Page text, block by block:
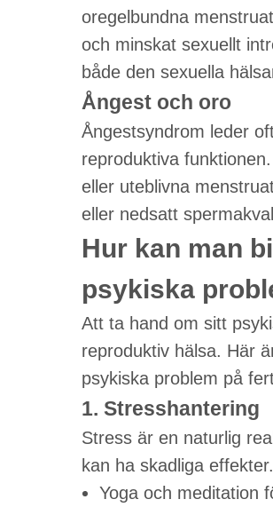
oregelbundna
och minskat sexuellt
både den sexuella
Ångest och oro
Ångestsyndrom leder
reproduktiva
eller uteblivna
eller nedsatt
Hur kan man
psykiska
Att ta hand om sitt
reproduktiv hälsa. Här
psykiska problem på
1. Stresshantering
Stress är en naturlig
kan ha skadliga
Yoga och meditation